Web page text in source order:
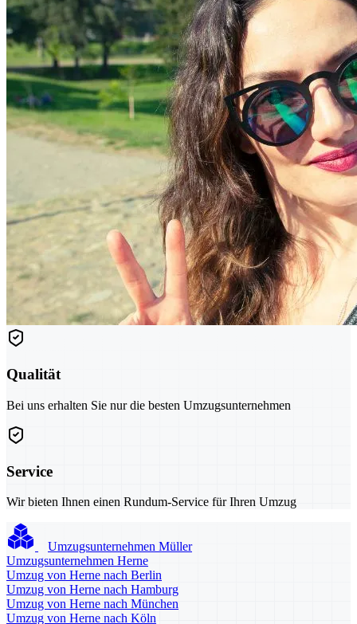
Qualität
Bei uns erhalten Sie nur die besten Umzugsunternehmen
Service
Wir bieten Ihnen einen Rundum-Service für Ihren Umzug
Umzugsunternehmen Müller
Umzugsunternehmen Herne
Umzug von Herne nach Berlin
Umzug von Herne nach Hamburg
Umzug von Herne nach München
Umzug von Herne nach Köln